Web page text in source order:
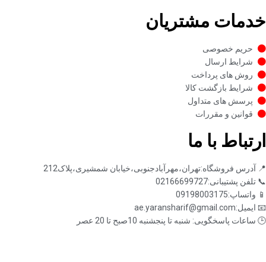
خدمات مشتریان
حریم خصوصی
شرایط ارسال
روش های پرداخت
شرایط بازگشت کالا
پرسش های متداول
قوانین و مقررات
ارتباط با ما
📍 آدرس فروشگاه:تهران،مهرآبادجنوبی،خیابان شمشیری،پلاک212
📞 تلفن پشتیبانی:02166699727
📱 واتساپ:09198003175
📧 ایمیل:ae.yaransharif@gmail.com
🕒 ساعات پاسخگویی: شنبه تا پنجشنبه 10صبح تا 20 عصر